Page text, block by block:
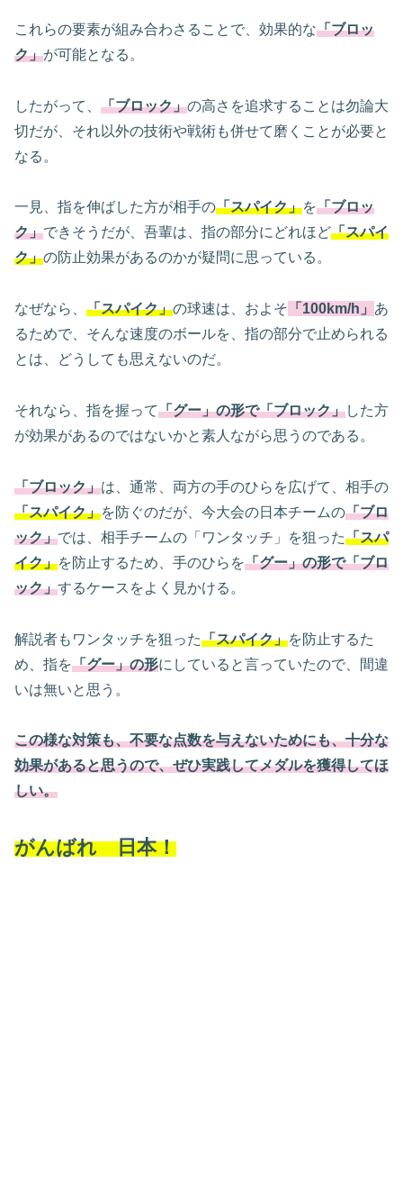
これらの要素が組み合わさることで、効果的な「ブロッ
ク」が可能となる。
したがって、 「ブロック」の高さを追求することは勿論大
切だが、それ以外の技術や戦術も併せて磨くことが必要と
なる。
一見、指を伸ばした方が相手の「スパイク」を「ブロッ
ク」できそうだが、吾輩は、指の部分にどれほど「スパイ
ク」の防止効果があるのかが疑問に思っている。
なぜなら、 「スパイク」の球速は、およそ 「100km/h」 あ
るためで、そんな速度のボールを、指の部分で止められる
とは、どうしても思えないのだ。
それなら、指を握って「グー」の形で「ブロック」した方
が効果があるのではないかと素人ながら思うのである。
「ブロック」は、通常、両方の手のひらを広げて、相手の
「スパイク」を防ぐのだが、今大会の日本チームの「ブロ
ック」では、相手チームの「ワンタッチ」を狙った「スパ
イク」を防止するため、手のひらを「グー」の形で「ブロ
ック」するケースをよく見かける。
解説者もワンタッチを狙った「スパイク」を防止するた
め、指を「グー」の形にしていると言っていたので、間違
いは無いと思う。
この様な対策も、不要な点数を与えないためにも、十分な
効果があると思うので、ぜひ実践してメダルを獲得してほ
しい。
がんばれ 日本！